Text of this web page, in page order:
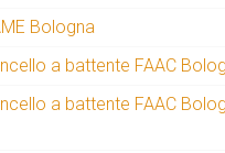
Bologna
a battente FAAC
a battente FAAC